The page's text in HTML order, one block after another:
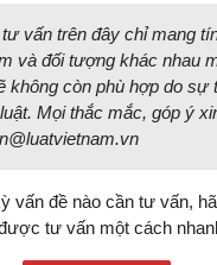
vấn trên đây chỉ mang
và đối tượng khác nhau
không còn phù hợp do sự
Mọi thắc mắc, góp ý
vấn đề nào cần tư vấn,
tư vấn một cách